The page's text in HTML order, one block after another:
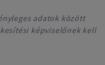
adatok között
képviselőnek kell